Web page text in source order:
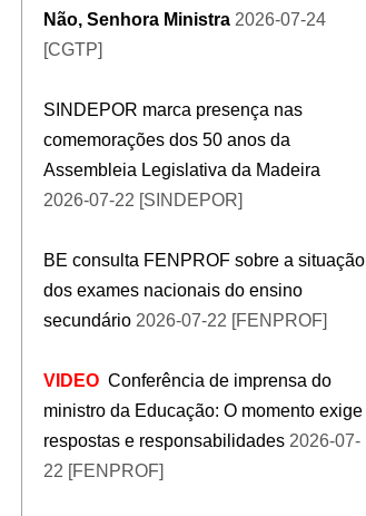
Não, Senhora Ministra 2026-07-24
[CGTP]
SINDEPOR marca presença nas
comemorações dos 50 anos da
Assembleia Legislativa da Madeira
2026-07-22 [SINDEPOR]
BE consulta FENPROF sobre a situação
dos exames nacionais do ensino
secundário 2026-07-22 [FENPROF]
VIDEO Conferência de imprensa do
ministro da Educação: O momento exige
respostas e responsabilidades 2026-07-
22 [FENPROF]